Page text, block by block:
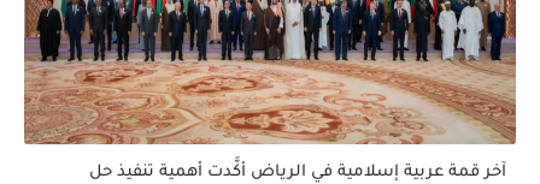
آخر قمة عربية إسلامية في الرياض أكَّدت أهمية تنفيذ حل